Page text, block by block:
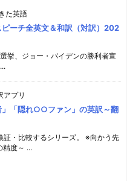
た英語
ーチ全英文＆和訳（対訳）202
挙、ジョー・バイデンの勝利者宣
アプリ
」「隠れ○○ファン」の英訳～翻
証・比較するシリーズ。 ※向かう先
度～ ...